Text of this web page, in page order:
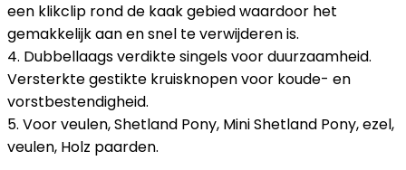
een klikclip rond de kaak gebied waardoor het
gemakkelijk aan en snel te verwijderen is.
4. Dubbellaags verdikte singels voor duurzaamheid.
Versterkte gestikte kruisknopen voor koude- en
vorstbestendigheid.
5. Voor veulen, Shetland Pony, Mini Shetland Pony, ezel,
veulen, Holz paarden.